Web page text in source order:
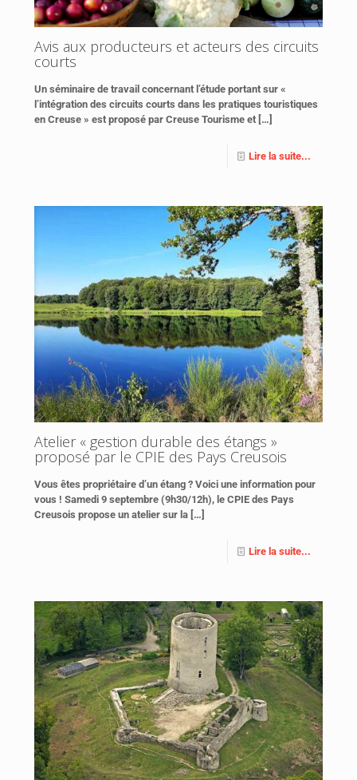
Avis aux producteurs et acteurs des circuits
courts
Un séminaire de travail concernant l’étude portant sur «
l’intégration des circuits courts dans les pratiques touristiques
en Creuse » est proposé par Creuse Tourisme et […]
Lire la suite...
Atelier « gestion durable des étangs »
proposé par le CPIE des Pays Creusois
Vous êtes propriétaire d’un étang ? Voici une information pour
vous ! Samedi 9 septembre (9h30/12h), le CPIE des Pays
Creusois propose un atelier sur la […]
Lire la suite...